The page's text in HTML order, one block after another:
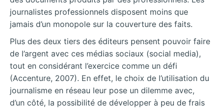
journalistes professionnels disposent moins que
jamais d’un monopole sur la couverture des faits.
Plus des deux tiers des éditeurs pensent pouvoir faire
de l’argent avec ces médias sociaux (social media),
tout en considérant l’exercice comme un défi
(Accenture, 2007). En effet, le choix de l’utilisation du
journalisme en réseau leur pose un dilemme avec,
d’un côté, la possibilité de développer à peu de frais